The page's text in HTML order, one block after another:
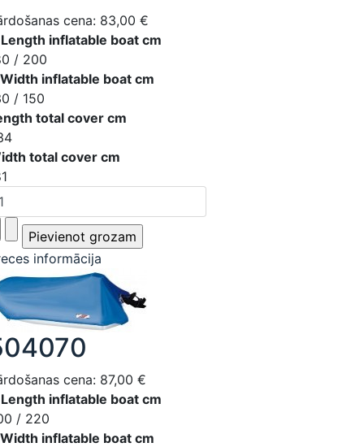
cena: 83,00 €
inflatable boat cm
/ 200
inflatable boat cm
/ 150
total cover cm
total cover cm
informācija
cena: 87,00 €
inflatable boat cm
/ 220
inflatable boat cm